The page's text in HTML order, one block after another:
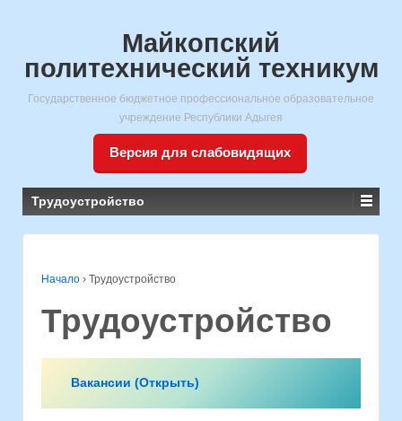
Майкопский
политехнический техникум
Государственное бюджетное профессиональное образовательное
учреждение Республики Адыгея
Версия для слабовидящих
Трудоустройство
Начало › Трудоустройство
Трудоустройство
Вакансии (Открыть)